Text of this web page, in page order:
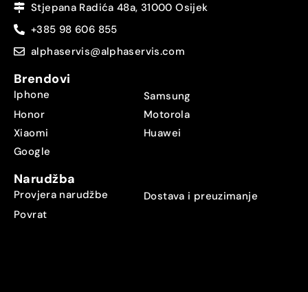
Stjepana Radića 48a, 31000 Osijek
+385 98 606 855
alphaservis@alphaservis.com
Brendovi
Iphone
Samsung
Honor
Motorola
Xiaomi
Huawei
Google
Narudžba
Provjera narudžbe
Dostava i preuzimanje
Povrat